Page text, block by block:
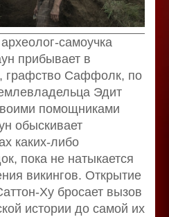
самоучка
прибывает в
графство Саффолк, по
Эдит
помощниками
обыскивает
каких-либо
пока не натыкается
викингов. Открытие
Ху бросает вызов
истории до самой их